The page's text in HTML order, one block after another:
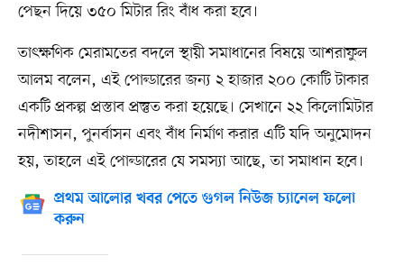
পেছন দিয়ে ৩৫০ মিটার রিং বাঁধ করা হবে।
তাৎক্ষণিক মেরামতের বদলে স্থায়ী সমাধানের বিষয়ে আশরাফুল
আলম বলেন, এই পোল্ডারের জন্য ২ হাজার ২০০ কোটি টাকার
একটি প্রকল্প প্রস্তাব প্রস্তুত করা হয়েছে। সেখানে ২২ কিলোমিটার
নদীশাসন, পুনর্বাসন এবং বাঁধ নির্মাণ করার এটি যদি অনুমোদন
হয়, তাহলে এই পোল্ডারের যে সমস্যা আছে, তা সমাধান হবে।
প্রথম আলোর খবর পেতে গুগল নিউজ চ্যানেল ফলো
করুন